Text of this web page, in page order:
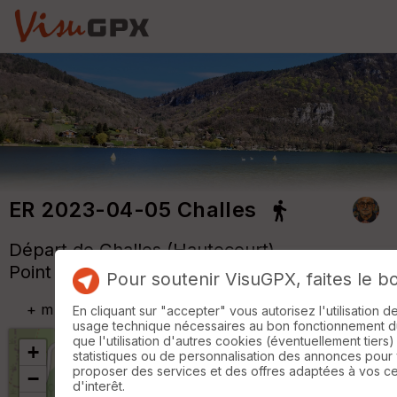
ER 2023-04-05 Challes
Départ de Challes (Hautecourt)
Point de passage : île Chambod
+ m
+
−
Pour soutenir VisuGPX, faites le
En cliquant sur "accepter" vous autorisez l'utilisation
usage technique nécessaires au bon fonctionnement
que l'utilisation d'autres cookies (éventuellement
statistiques ou de personnalisation des annonces pour
proposer des services et des offres adaptées à vos
d'interêt.